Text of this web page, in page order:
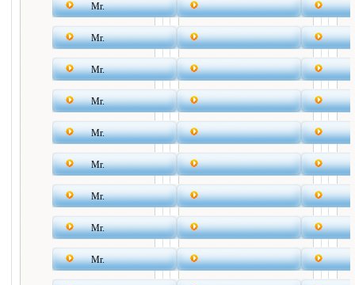
Mr.
Mr.
Mr.
Mr.
Mr.
Mr.
Mr.
Mr.
Mr.